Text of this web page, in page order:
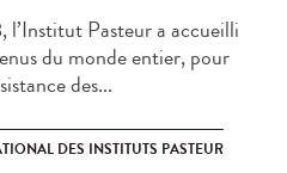
l’Institut Pasteur a accueilli
du monde entier, pour
des...
DES INSTITUTS PASTEUR